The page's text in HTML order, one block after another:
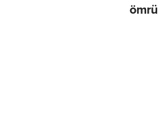
ömrü